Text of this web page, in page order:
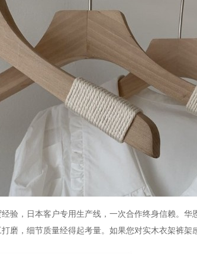
经验，日本客户专用生产线，一次合作终身信赖。
磨，细节质量经得起考量。如果您对实木衣架裤架